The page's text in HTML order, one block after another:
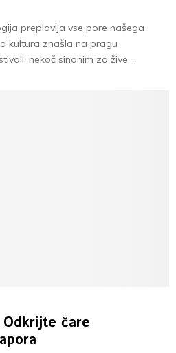
preplavlja vse pore našega
kultura znašla na pragu
nekoč sinonim za žive...
čare